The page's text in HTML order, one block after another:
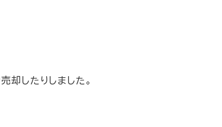
却したりしました。